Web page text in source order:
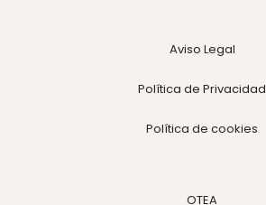
Aviso Legal
Política de Privacidad
Política de cookies
OTEA